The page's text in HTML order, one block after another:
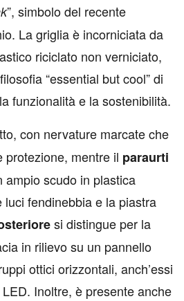
”, simbolo del recente
La griglia è incorniciata da
riciclato non verniciato,
“essential but cool” di
funzionalità e la sostenibilità.
con nervature marcate che
protezione, mentre il paraurti
ampio scudo in plastica
fendinebbia e la piastra
si distingue per la
in rilievo su un pannello
ottici orizzontali, anch’essi
Inoltre, è presente anche